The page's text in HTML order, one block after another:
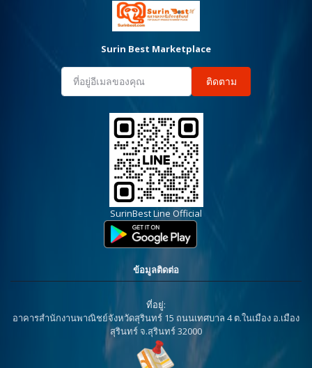
Surin Best Marketplace
ติดตาม
SurinBest Line Official
ข้อมูลติดต่อ
ที่อยู่:
อาคารสำนักงานพาณิชย์จังหวัดสุรินทร์ 15 ถนนเทศบาล 4 ต.ในเมือง อ.เมือง
สุรินทร์ จ.สุรินทร์ 32000